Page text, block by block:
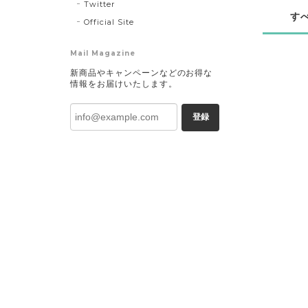
す
Twitter
Official Site
Mail Magazine
新商品やキャンペーンなどのお得な
情報をお届けいたします。
登録